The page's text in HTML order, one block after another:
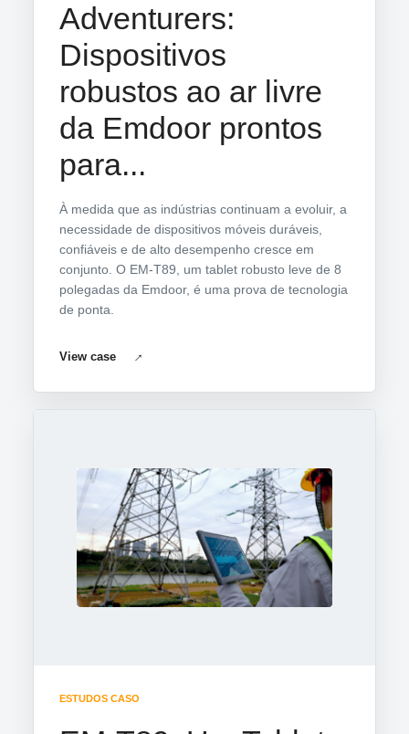
Adventurers:
Dispositivos
robustos ao ar livre
da Emdoor prontos
para...
À medida que as indústrias continuam a evoluir, a
necessidade de dispositivos móveis duráveis,
confiáveis e de alto desempenho cresce em
conjunto. O EM-T89, um tablet robusto leve de 8
polegadas da Emdoor, é uma prova de tecnologia
de ponta.
View case
ESTUDOS CASO